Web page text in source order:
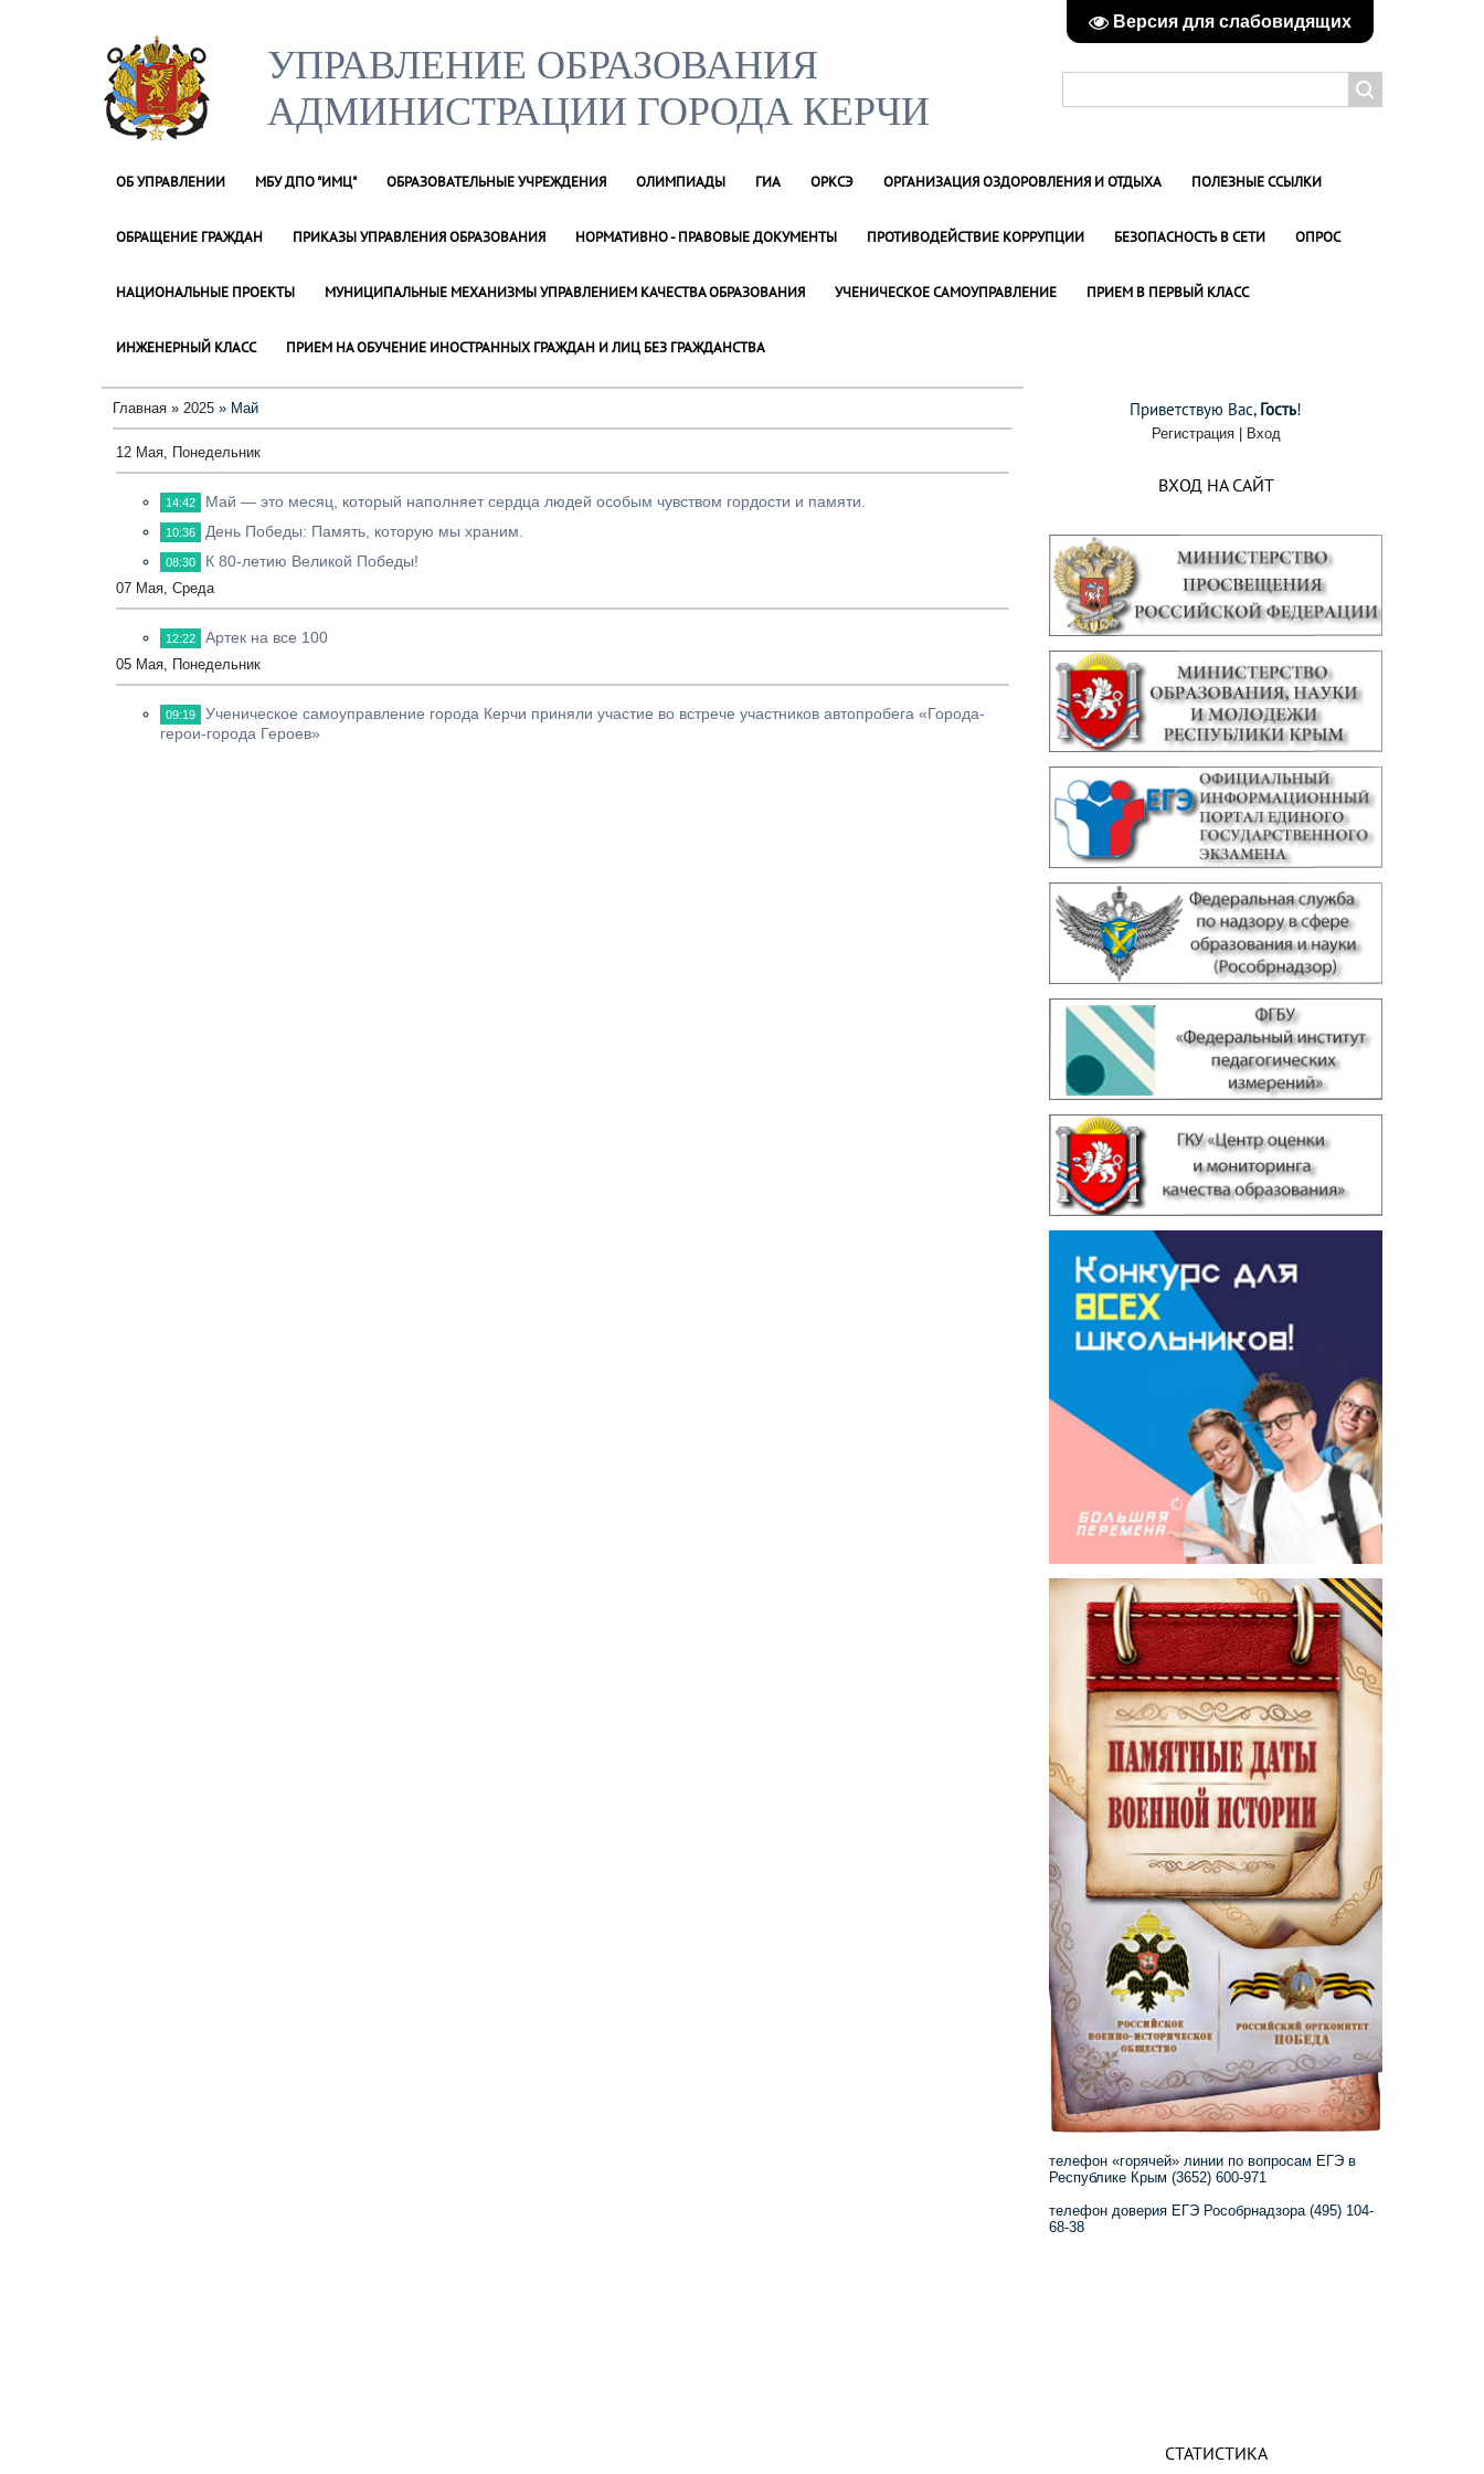
Версия для слабовидящих
УПРАВЛЕНИЕ ОБРАЗОВАНИЯ
АДМИНИСТРАЦИИ ГОРОДА КЕРЧИ
ОБ УПРАВЛЕНИИ МБУ ДПО "ИМЦ" ОБРАЗОВАТЕЛЬНЫЕ УЧРЕЖДЕНИЯ ОЛИМПИАДЫ ГИА ОРКСЭ ОРГАНИЗАЦИЯ ОЗДОРОВЛЕНИЯ И ОТДЫХА ПОЛЕЗНЫЕ ССЫЛКИ
ОБРАЩЕНИЕ ГРАЖДАН ПРИКАЗЫ УПРАВЛЕНИЯ ОБРАЗОВАНИЯ НОРМАТИВНО - ПРАВОВЫЕ ДОКУМЕНТЫ ПРОТИВОДЕЙСТВИЕ КОРРУПЦИИ БЕЗОПАСНОСТЬ В СЕТИ ОПРОС
НАЦИОНАЛЬНЫЕ ПРОЕКТЫ МУНИЦИПАЛЬНЫЕ МЕХАНИЗМЫ УПРАВЛЕНИЕМ КАЧЕСТВА ОБРАЗОВАНИЯ УЧЕНИЧЕСКОЕ САМОУПРАВЛЕНИЕ ПРИЕМ В ПЕРВЫЙ КЛАСС
ИНЖЕНЕРНЫЙ КЛАСС ПРИЕМ НА ОБУЧЕНИЕ ИНОСТРАННЫХ ГРАЖДАН И ЛИЦ БЕЗ ГРАЖДАНСТВА
Главная » 2025 » Май
12 Мая, Понедельник
14:42 Май — это месяц, который наполняет сердца людей особым чувством гордости и памяти.
10:36 День Победы: Память, которую мы храним.
08:30 К 80-летию Великой Победы!
07 Мая, Среда
12:22 Артек на все 100
05 Мая, Понедельник
09:19
Ученическое самоуправление города Керчи приняли участие во встрече участников автопробега «Города-
герои-города Героев»
Приветствую Вас, Гость!
Регистрация| Вход
ВХОД НА САЙТ
телефон «горячей» линии по вопросам ЕГЭ в
Республике Крым (3652) 600-971
телефон доверия ЕГЭ Рособрнадзора (495) 104-
68-38
СТАТИСТИКА